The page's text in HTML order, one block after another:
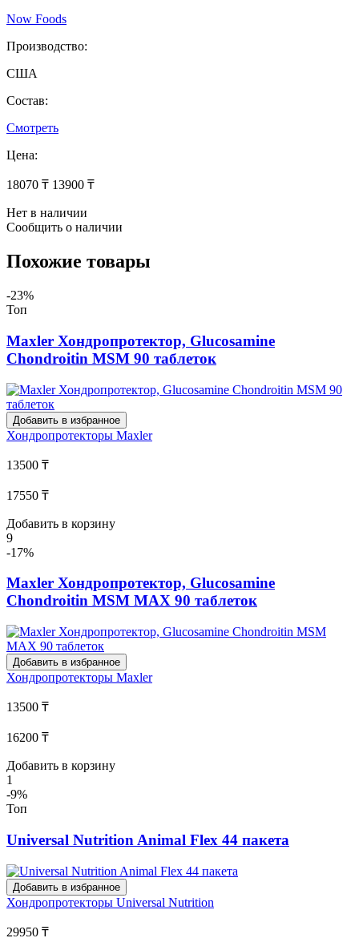
Now Foods
Производство:
США
Состав:
Смотреть
Цена:
18070 ₸ 13900 ₸
Нет в наличии
Сообщить о наличии
Похожие товары
-23%
Топ
Maxler Хондропротектор, Glucosamine
Chondroitin MSM 90 таблеток
Добавить в избранное
Хондропротекторы Maxler
13500 ₸
17550 ₸
Добавить в корзину
9
-17%
Maxler Хондропротектор, Glucosamine
Chondroitin MSM MAX 90 таблеток
Добавить в избранное
Хондропротекторы Maxler
13500 ₸
16200 ₸
Добавить в корзину
1
-9%
Топ
Universal Nutrition Animal Flex 44 пакета
Добавить в избранное
Хондропротекторы Universal Nutrition
29950 ₸